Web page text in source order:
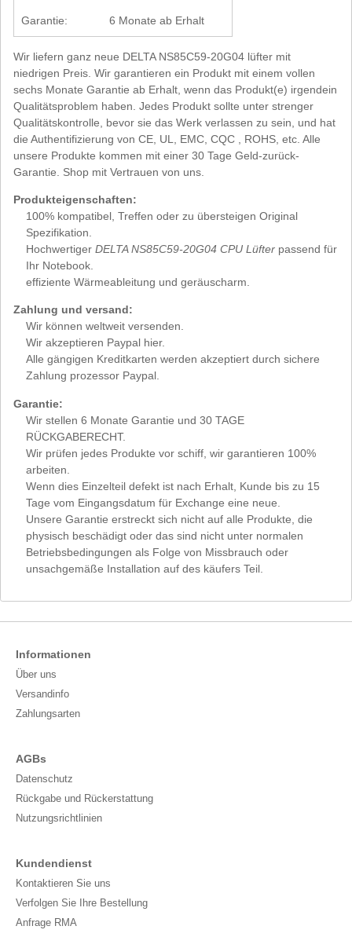
Garantie: 6 Monate ab Erhalt
Wir liefern ganz neue DELTA NS85C59-20G04 lüfter mit
niedrigen Preis. Wir garantieren ein Produkt mit einem vollen
sechs Monate Garantie ab Erhalt, wenn das Produkt(e) irgendein
Qualitätsproblem haben. Jedes Produkt sollte unter strenger
Qualitätskontrolle, bevor sie das Werk verlassen zu sein, und hat
die Authentifizierung von CE, UL, EMC, CQC , ROHS, etc. Alle
unsere Produkte kommen mit einer 30 Tage Geld-zurück-
Garantie. Shop mit Vertrauen von uns.
Produkteigenschaften:
100% kompatibel, Treffen oder zu übersteigen Original
Spezifikation.
Hochwertiger DELTA NS85C59-20G04 CPU Lüfter passend für
Ihr Notebook.
effiziente Wärmeableitung und geräuscharm.
Zahlung und versand:
Wir können weltweit versenden.
Wir akzeptieren Paypal hier.
Alle gängigen Kreditkarten werden akzeptiert durch sichere
Zahlung prozessor Paypal.
Garantie:
Wir stellen 6 Monate Garantie und 30 TAGE
RÜCKGABERECHT.
Wir prüfen jedes Produkte vor schiff, wir garantieren 100%
arbeiten.
Wenn dies Einzelteil defekt ist nach Erhalt, Kunde bis zu 15
Tage vom Eingangsdatum für Exchange eine neue.
Unsere Garantie erstreckt sich nicht auf alle Produkte, die
physisch beschädigt oder das sind nicht unter normalen
Betriebsbedingungen als Folge von Missbrauch oder
unsachgemäße Installation auf des käufers Teil.
Informationen
Über uns
Versandinfo
Zahlungsarten
AGBs
Datenschutz
Rückgabe und Rückerstattung
Nutzungsrichtlinien
Kundendienst
Kontaktieren Sie uns
Verfolgen Sie Ihre Bestellung
Anfrage RMA